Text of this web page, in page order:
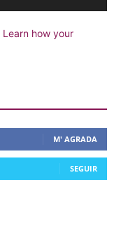
Learn how your
M' AGRADA
SEGUIR